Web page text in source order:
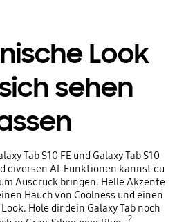
Look
sehen
Tab S10 FE und Galaxy Tab S10
diversen AI-Funktionen kannst du
Ausdruck bringen. Helle Akzente
Hauch von Coolness und einen
Hole dir dein Galaxy Tab noch
2